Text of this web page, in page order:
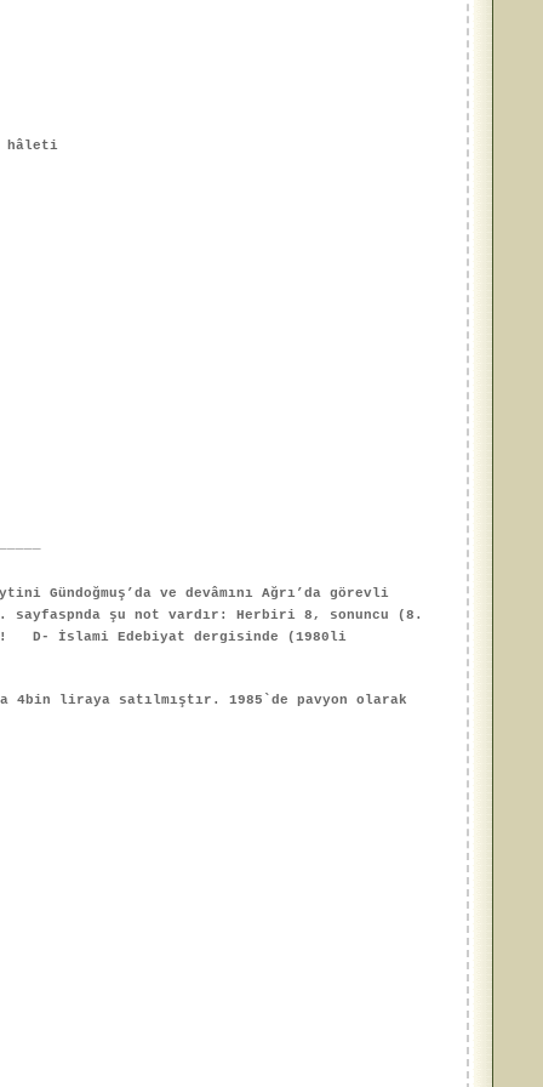
hâleti
Gündoğmuş’da ve devâmını Ağrı’da görevli
sayfaspnda şu not vardır: Herbiri 8, sonuncu (8.
D- İslami Edebiyat dergisinde (1980li
4bin liraya satılmıştır. 1985`de pavyon olarak